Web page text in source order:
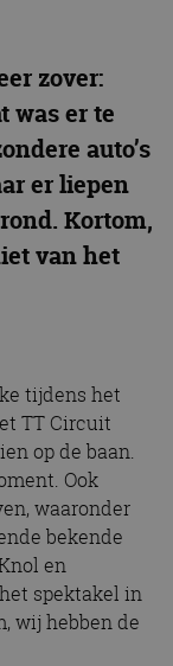
zover:
was er te
auto’s
er liepen
Kortom,
van het
tijdens het
TT Circuit
op de baan.
Ook
waaronder
bekende
en
spektakel in
wij hebben de